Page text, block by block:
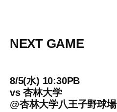
NEXT GAME
8/5(水) 10:30PB
vs杏林大学
@杏林大学八王子野球場